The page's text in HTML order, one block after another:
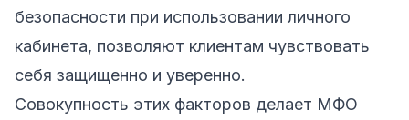
безопасности при использовании личного
кабинета, позволяют клиентам чувствовать
себя защищенно и уверенно.
Совокупность этих факторов делает МФО